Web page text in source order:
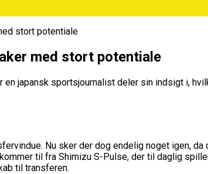
stort potentiale
med stort potentiale
japansk sportsjournalist deler sin indsigt i,
Nu sker der dog endelig noget igen,
til fra Shimizu S-Pulse, der til daglig
til transferen.